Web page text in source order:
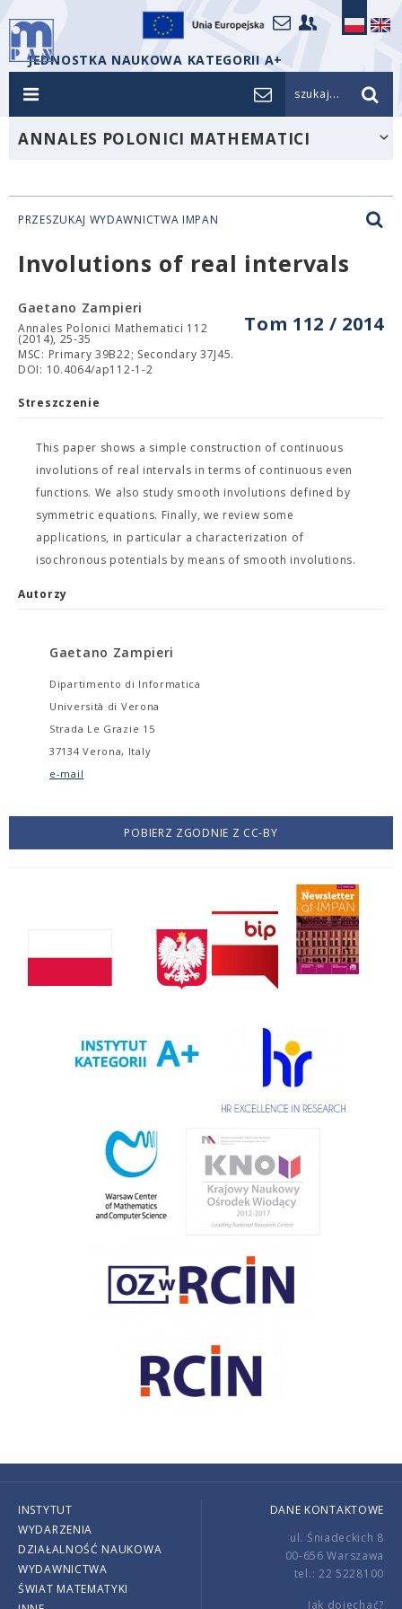
JEDNOSTKA NAUKOWA KATEGORII A+
szukaj...
ANNALES POLONICI MATHEMATICI
PRZESZUKAJ WYDAWNICTWA IMPAN
Involutions of real intervals
Tom 112 / 2014
Gaetano Zampieri
Annales Polonici Mathematici 112
(2014), 25-35
MSC: Primary 39B22; Secondary 37J45.
DOI: 10.4064/ap112-1-2
Streszczenie
This paper shows a simple construction of continuous
involutions of real intervals in terms of continuous even
functions. We also study smooth involutions defined by
symmetric equations. Finally, we review some
applications, in particular a characterization of
isochronous potentials by means of smooth involutions.
Autorzy
Gaetano Zampieri
Dipartimento di Informatica
Università di Verona
Strada Le Grazie 15
37134 Verona, Italy
e-mail
POBIERZ ZGODNIE Z CC-BY
INSTYTUT
WYDARZENIA
DZIAŁALNOŚĆ NAUKOWA
WYDAWNICTWA
ŚWIAT MATEMATYKI
DANE KONTAKTOWE
ul. Śniadeckich 8
00-656 Warszawa
tel.: 22 5228100
Jak dojechać?